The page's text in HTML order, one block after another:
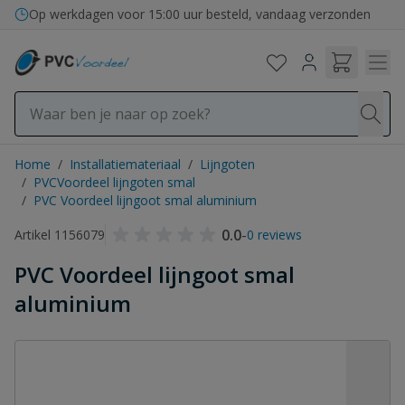
Ga naar de inhoud
Op werkdagen voor 15:00 uur besteld, vandaag verzonden
Home / Installatiemateriaal / Lijngoten
/ PVCVoordeel lijngoten smal
/ PVC Voordeel lijngoot smal aluminium
Artikel 1156079
0.0-0 reviews
PVC Voordeel lijngoot smal
aluminium